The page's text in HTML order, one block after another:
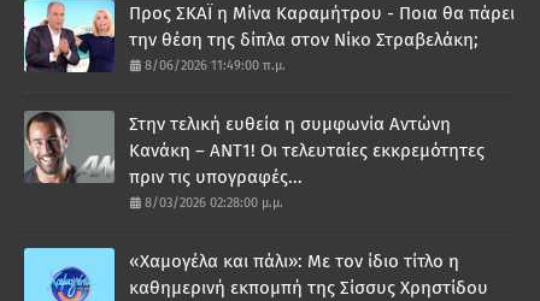
Προς ΣΚΑΪ η Μίνα Καραμήτρου - Ποια θα πάρει
την θέση της δίπλα στον Νίκο Στραβελάκη;
8/06/2026 11:49:00 π.μ.
Στην τελική ευθεία η συμφωνία Αντώνη
Κανάκη – ΑΝΤ1! Οι τελευταίες εκκρεμότητες
πριν τις υπογραφές...
8/03/2026 02:28:00 μ.μ.
«Χαμογέλα και πάλι»: Με τον ίδιο τίτλο η
καθημερινή εκπομπή της Σίσσυς Χρηστίδου